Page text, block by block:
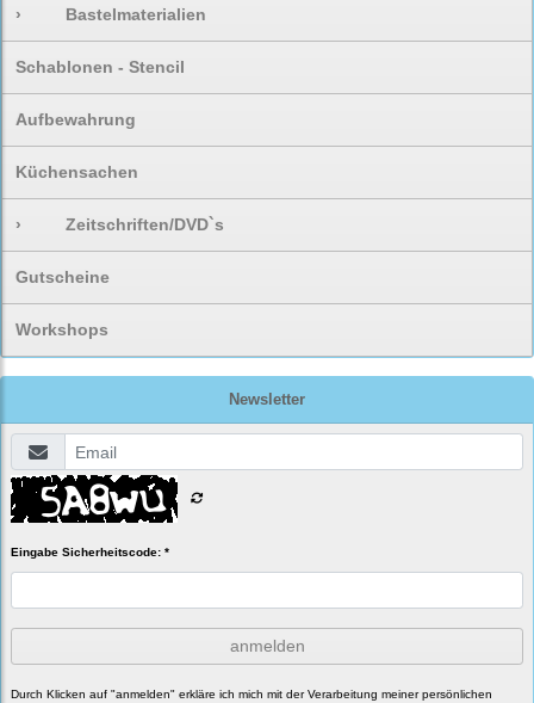
› Bastelmaterialien
Schablonen - Stencil
Aufbewahrung
Küchensachen
› Zeitschriften/DVD`s
Gutscheine
Workshops
Newsletter
Eingabe Sicherheitscode: *
anmelden
Durch Klicken auf "anmelden" erkläre ich mich mit der Verarbeitung meiner persönlichen